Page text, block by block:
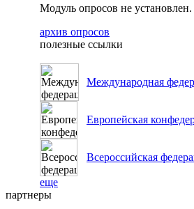
Модуль опросов не установлен.
архив опросов
полезные ссылки
Международная
Европейская
Всероссийская
еще
партнеры